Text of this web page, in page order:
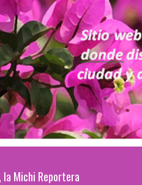
la Michi Reportera